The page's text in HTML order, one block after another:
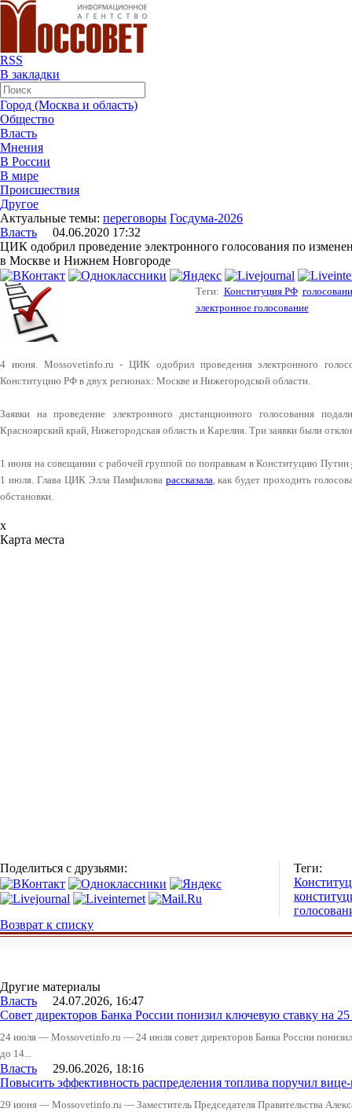
RSS
В закладки
Город (Москва и область)
Общество
Власть
Мнения
В России
В мире
Происшествия
Другое
Актуальные темы: переговоры Госдума-2026
Власть 04.06.2020 17:32
ЦИК одобрил проведение электронного голосования по
в Москве и Нижнем Новгороде
Теги: Конституция РФ
электронное голосование
4 июня. Mossovetinfo.ru - ЦИК одобрил проведения электронного
Конституцию РФ в двух регионах: Москве и Нижегородской области.
Заявки на проведение электронного дистанционного голосования
Красноярский край, Нижегородская область и Карелия. Три заявки были
1 июня на совещании с рабочей группой по поправкам в Конституцию Путин
1 июля. Глава ЦИК Элла Памфилова рассказала, как будет проходить
обстановки.
x
Карта места
Поделиться с друзьями:
Теги:
Возврат к списку
Другие материалы
Власть 24.07.2026, 16:47
Совет директоров Банка России понизил ключевую ставку на
24 июля — Mossovetinfo.ru — 24 июля совет директоров Банка России
до 14...
Власть 29.06.2026, 18:16
Повысить эффективность распределения топлива поручил
29 июня — Mossovetinfo.ru — Заместитель Председателя Правительства